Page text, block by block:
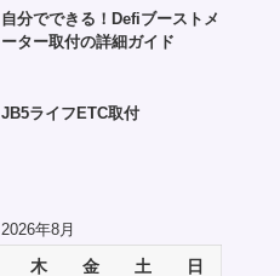
自分でできる！Defiブーストメ
ーター取付の詳細ガイド
JB5ライフETC取付
2026年8月
木 金 土 日